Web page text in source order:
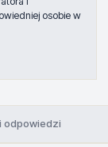
osobie w
odpowiedzi